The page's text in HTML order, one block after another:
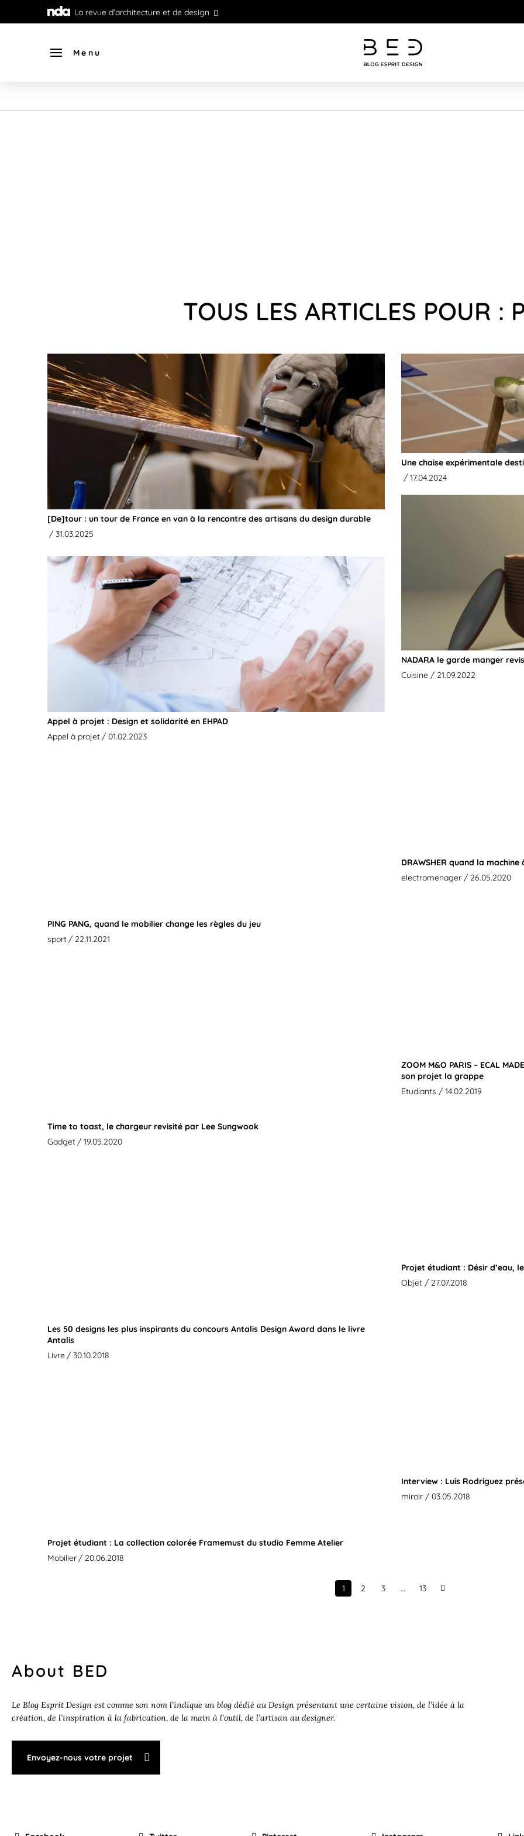
La revue d'architecture et de design
Menu
TOUS LES ARTICLES POUR :
[De]tour : un tour de France en van à la rencontre des artisans du design durable
/ 31.03.2025
Une chaise expérimentale
/ 17.04.2024
Appel à projet : Design et solidarité en EHPAD
Appel à projet / 01.02.2023
NADARA le garde manger
Cuisine / 21.09.2022
PING PANG, quand le mobilier change les règles du jeu
sport / 22.11.2021
DRAWSHER quand la
electromenager / 26.05.2020
Time to toast, le chargeur revisité par Lee Sungwook
Gadget / 19.05.2020
ZOOM M&O PARIS – ECAL
son projet la grappe
Etudiants / 14.02.2019
Les 50 designs les plus inspirants du concours Antalis Design Award dans le livre
Antalis
Livre / 30.10.2018
Projet étudiant : Désir d’eau,
Objet / 27.07.2018
Projet étudiant : La collection colorée Framemust du studio Femme Atelier
Mobilier / 20.06.2018
Interview : Luis Rodriguez
miroir / 03.05.2018
1 2 3 … 13 Next
About BED
Le Blog Esprit Design est comme son nom l’indique un blog dédié au Design présentant une certaine vision, de l’idée à la
création, de l’inspiration à la fabrication, de la main à l’outil, de l’artisan au designer.
Envoyez-nous votre projet